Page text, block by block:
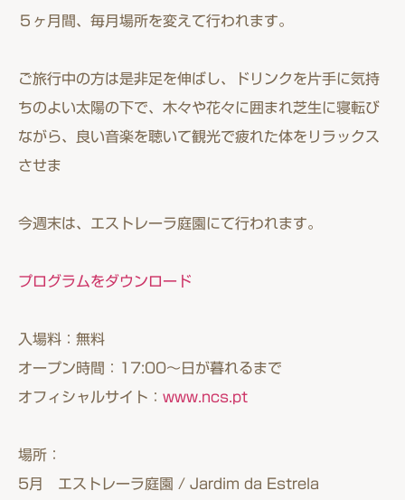
５ヶ月間、毎月場所を変えて行われます。
ご旅行中の方は是非足を伸ばし、ドリンクを片手に気持
ちのよい太陽の下で、木々や花々に囲まれ芝生に寝転び
ながら、良い音楽を聴いて観光で疲れた体をリラックス
させま
今週末は、エストレーラ庭園にて行われます。
プログラムをダウンロード
入場料：無料
オープン時間：17:00〜日が暮れるまで
オフィシャルサイト： www.ncs.pt
場所：
5月 エストレーラ庭園 / Jardim da Estrela